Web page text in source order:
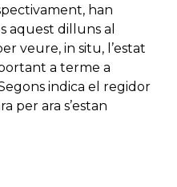
han
aquest dilluns al
veure, in situ, l’estat
a terme a
indica el regidor
per ara s’estan